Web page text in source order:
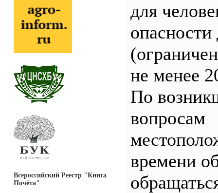
Всероссийский Реестр "Книга
Почёта"
для
опасности
не менее
По
вопросам
времени